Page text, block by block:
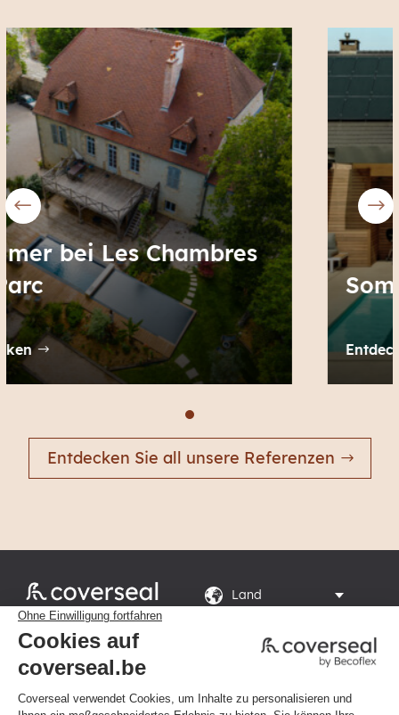
Sommer bei Helena
Entdecken
Entdecken Sie all unsere Referenzen

Rte du Grand Peuplier
8, 7110 La Louvière